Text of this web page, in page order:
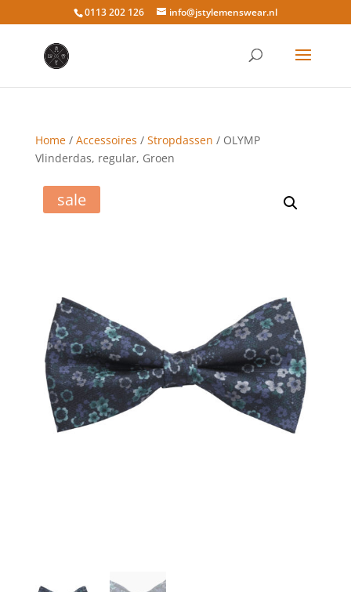
0113 202 126 info@jstylemenswear.nl
Home/ Accessoires / Stropdassen / OLYMP
Vlinderdas, regular, Groen
sale